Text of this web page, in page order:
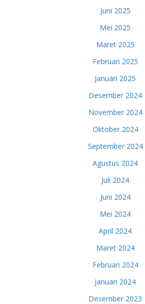
Juni 2025
Mei 2025
Maret 2025
Februari 2025
Januari 2025
Desember 2024
November 2024
Oktober 2024
September 2024
Agustus 2024
Juli 2024
Juni 2024
Mei 2024
April 2024
Maret 2024
Februari 2024
Januari 2024
Desember 2023